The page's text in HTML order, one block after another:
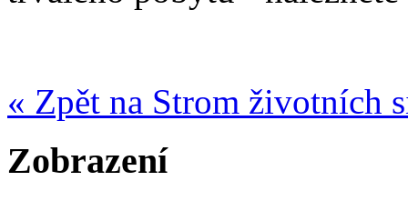
« Zpět na Strom životních
Zobrazení